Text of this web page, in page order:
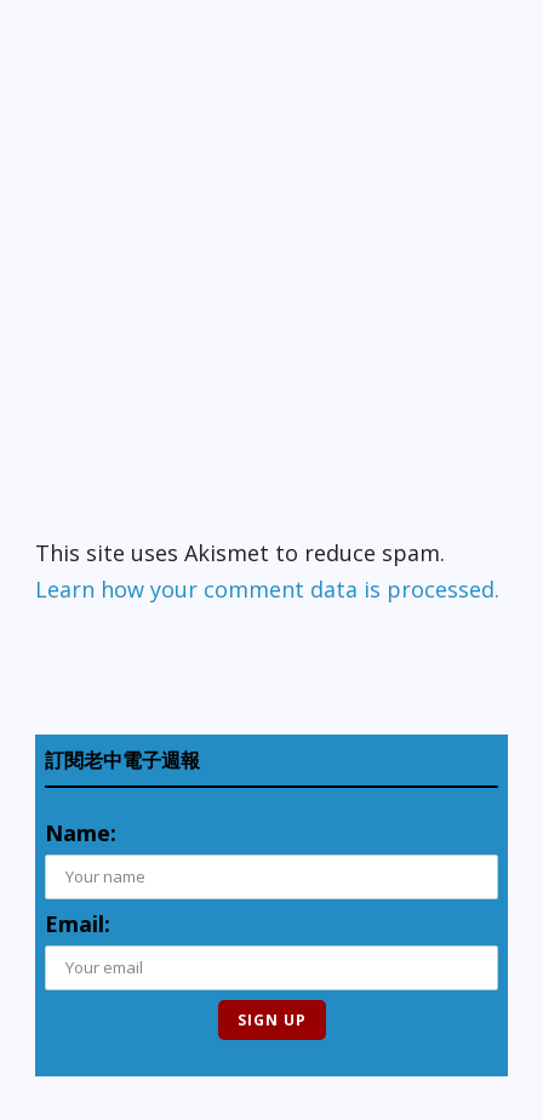
This site uses Akismet to reduce spam.
Learn how your comment data is processed.
訂閱老中電子週報
Name:
Email: